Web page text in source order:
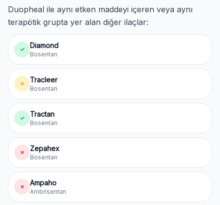
Duopheal ile aynı etken maddeyi içeren veya aynı
terapötik grupta yer alan diğer ilaçlar:
✓ Diamond
Bosentan
≈ Tracleer
Bosentan
✓ Tractan
Bosentan
✗ Zepahex
Bosentan
✗ Ampaho
Ambrisentan